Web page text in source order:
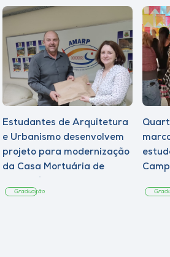
Estudantes de Arquitetura
e Urbanismo desenvolvem
projeto para modernização
da Casa Mortuária de
Graduação